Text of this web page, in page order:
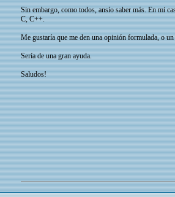
Sin embargo, como todos, ansío saber más. En mi
C, C++.
Me gustaría que me den una opinión formulada, o
Sería de una gran ayuda.
Saludos!